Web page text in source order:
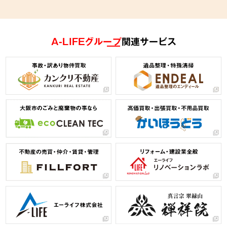
A-LIFEグループ関連サービス